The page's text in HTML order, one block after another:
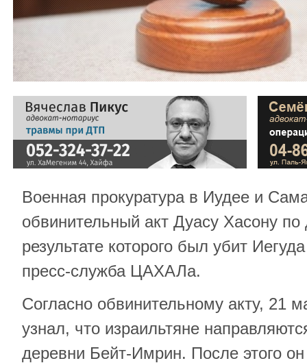
Военная прокуратура в Иудее и
обвинительный акт Дуасу Хасону по
результате которого был убит
пресс-служба ЦАХАЛа.
Согласно обвинительному акту, 21
узнал, что израильтяне
деревни Бейт-Имрин. После этого